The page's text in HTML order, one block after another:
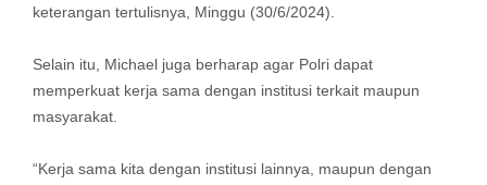
keterangan tertulisnya, Minggu (30/6/2024).
Selain itu, Michael juga berharap agar Polri dapat
memperkuat kerja sama dengan institusi terkait maupun
masyarakat.
“Kerja sama kita dengan institusi lainnya, maupun dengan